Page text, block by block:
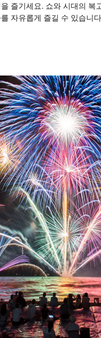
즐기세요. 쇼와 시대의
자유롭게 즐길 수 있습니